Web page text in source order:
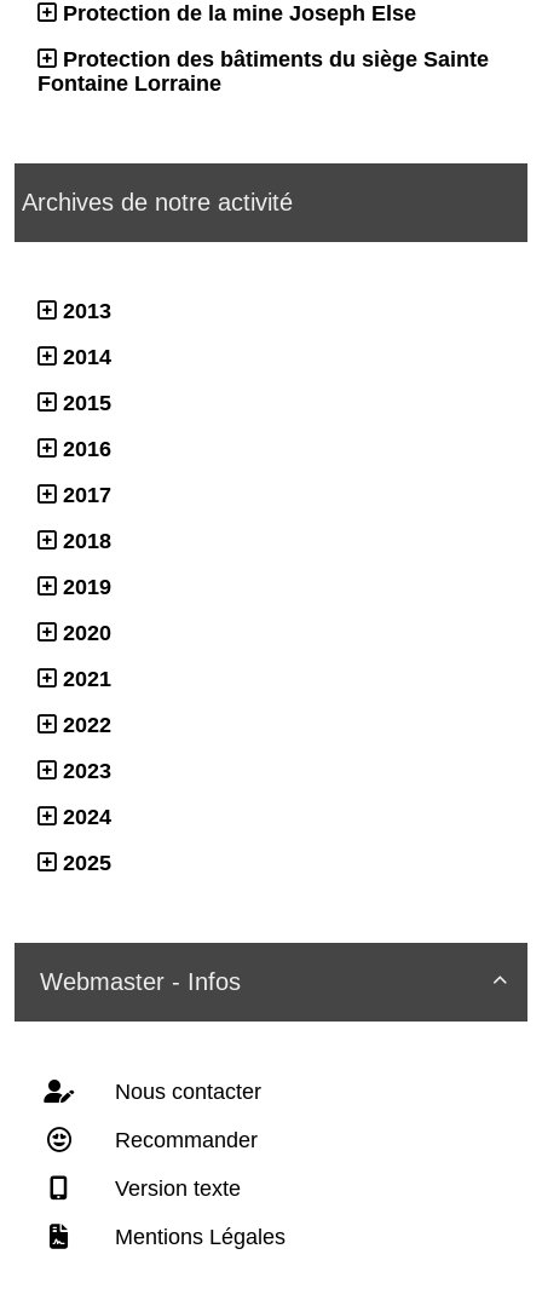
Protection de la mine Joseph Else
Protection des bâtiments du siège Sainte
Fontaine Lorraine
Archives de notre activité
2013
2014
2015
2016
2017
2018
2019
2020
2021
2022
2023
2024
2025

Webmaster - Infos
Nous contacter
Recommander
Version texte
Mentions Légales